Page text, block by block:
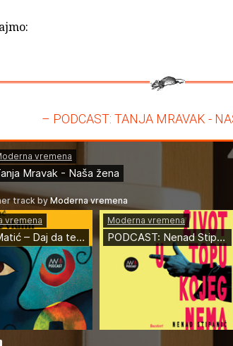
– PODCAST: TANJA MRAVAK -